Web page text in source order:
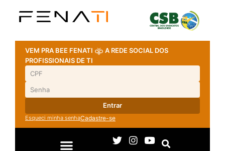
VEM PRA BEE FENATI
A REDE SOCIAL DOS
PROFISSIONAIS DE TI
Entrar
Esqueci minha senhaCadastre-se